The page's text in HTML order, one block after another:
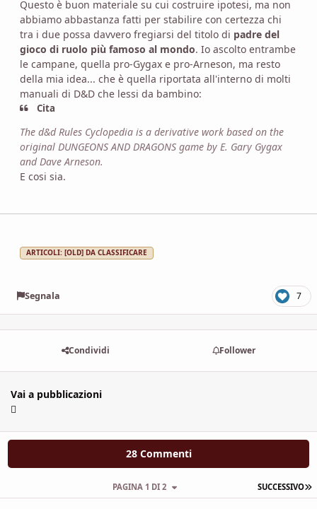
Questo è buon materiale su cui costruire ipotesi, ma non
abbiamo abbastanza fatti per stabilire con certezza chi
tra i due possa davvero fregiarsi del titolo di padre del
gioco di ruolo più famoso al mondo. Io ascolto entrambe
le campane, quella pro-Gygax e pro-Arneson, ma resto
della mia idea... che è quella riportata all'interno di molti
manuali di D&D che lessi da bambino:
Cita
The d&d Rules Cyclopedia is a derivative work based on the
original DUNGEONS AND DRAGONS game by E. Gary Gygax
and Dave Arneson.
E cosi sia.
ARTICOLI: [OLD] DA CLASSIFICARE
Segnala 7
Condividi Follower
Vai a pubblicazioni
28 Commenti
SUCCESSIVO
PAGINA 1 DI 2